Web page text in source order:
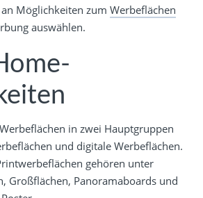
Möglichkeiten zum Werbeflächen
auswählen.
in zwei Hauptgruppen
und digitale Werbeflächen.
gehören unter
Großflächen, Panoramaboards und